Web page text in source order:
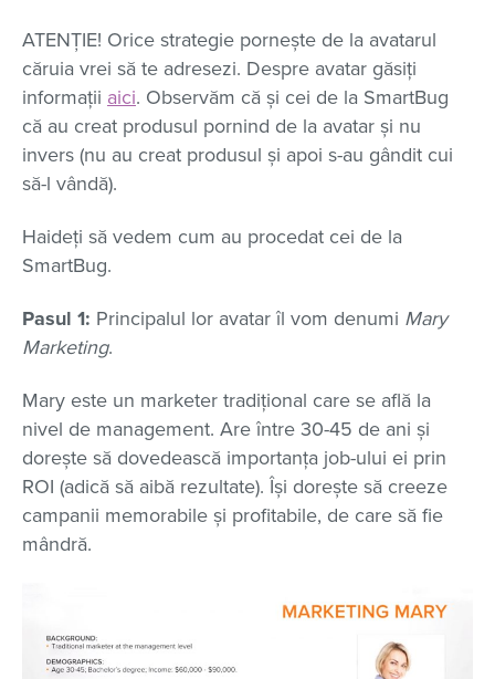
ATENȚIE! Orice strategie pornește de la avatarul
căruia vrei să te adresezi. Despre avatar găsiți
informații aici. Observăm că și cei de la SmartBug
că au creat produsul pornind de la avatar și nu
invers (nu au creat produsul și apoi s-au gândit cui
să-l vândă).
Haideți să vedem cum au procedat cei de la
SmartBug.
Pasul 1: Principalul lor avatar îl vom denumi Mary
Marketing.
Mary este un marketer tradițional care se află la
nivel de management. Are între 30-45 de ani și
dorește să dovedească importanța job-ului ei prin
ROI (adică să aibă rezultate). Își dorește să creeze
campanii memorabile și profitabile, de care să fie
mândră.